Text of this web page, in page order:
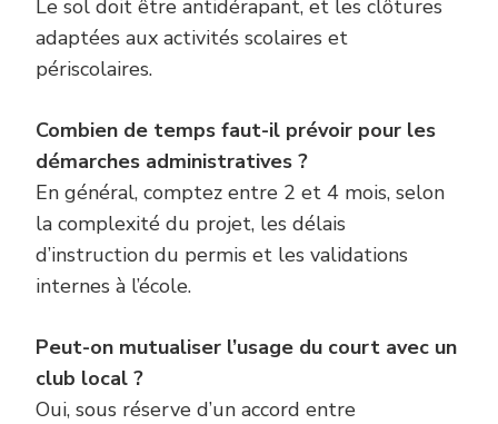
Le sol doit être antidérapant, et les clôtures
adaptées aux activités scolaires et
périscolaires.
Combien de temps faut-il prévoir pour les
démarches administratives ?
En général, comptez entre 2 et 4 mois, selon
la complexité du projet, les délais
d’instruction du permis et les validations
internes à l’école.
Peut-on mutualiser l’usage du court avec un
club local ?
Oui, sous réserve d’un accord entre